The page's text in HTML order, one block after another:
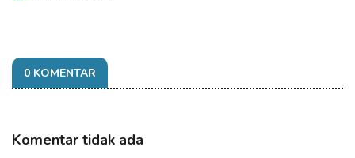
0 KOMENTAR
Komentar tidak ada